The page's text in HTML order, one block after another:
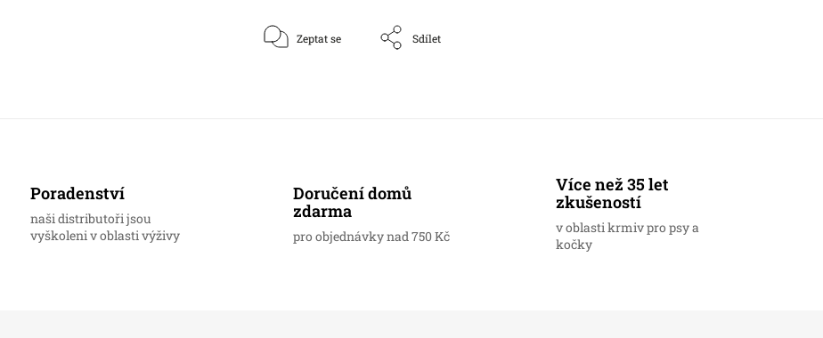
Zeptat se Sdílet
Poradenství
naši distributoři jsou
vyškoleni v oblasti výživy
Doručení domů
zdarma
pro objednávky nad 750 Kč
Více než 35 let
zkušeností
v oblasti krmiv pro psy a
kočky